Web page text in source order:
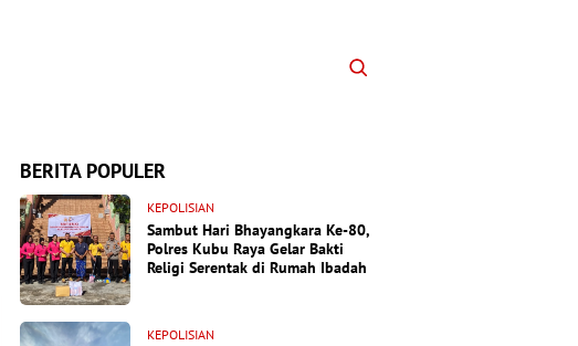
BERITA POPULER
KEPOLISIAN
Sambut Hari Bhayangkara Ke-80,
Polres Kubu Raya Gelar Bakti
Religi Serentak di Rumah Ibadah
KEPOLISIAN